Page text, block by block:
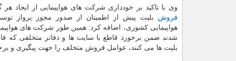
وی با تاکید بر خودداری شرکت های هواپیمایی از ایجاد هر
فروش بلیت پیش از اطمینان از صدور مجوز پرواز
هواپیمایی کشوری، اضافه کرد: همین طور شرکت های
شدند ضمن برخورد قاطع با سایت ها و دفاتر متخلفی که
بلیت ها می کنند، عوامل فروش متخلف را جهت پیگیری و